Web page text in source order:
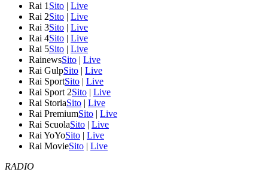
Rai 1 Sito | Live
Rai 2Sito | Live
Rai 3Sito | Live
Rai 4Sito | Live
Rai 5Sito | Live
RainewsSito | Live
Rai GulpSito | Live
Rai SportSito | Live
Rai Sport 2Sito | Live
Rai StoriaSito | Live
Rai PremiumSito | Live
Rai ScuolaSito | Live
Rai YoYoSito | Live
Rai MovieSito | Live
RADIO